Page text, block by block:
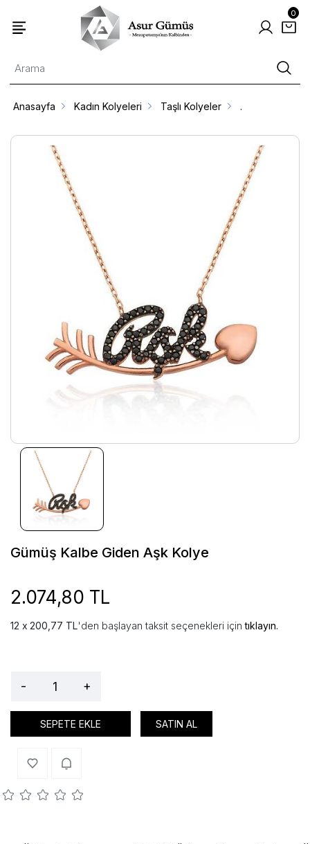
0
Anasayfa Kadın Kolyeleri Taşlı Kolyeler .
Gümüş Kalbe Giden Aşk Kolye
2.074,80 TL
200,77 TL'den başlayan taksit seçenekleri içintıklayın.
- +
SEPETE EKLE SATIN AL